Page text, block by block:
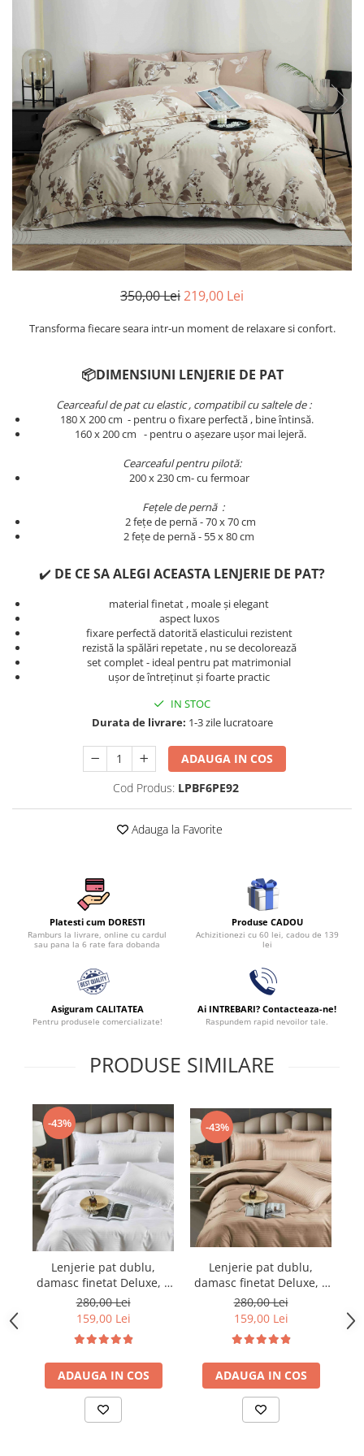
Lenjerii De Pat Creponate
Lenjerii De Pat Bumbac Poplin 2
Persoane
Lenjerii De Pat Bumbac Poplin,
Matlasate, 2 Persoane
Lenjerii De Pat Bumbac Satinat 2
Persoane
Lenjerii De Pat Volanase
Lenjerii De Pat, Finet Premium 3D,
2 Persoane
Lenjerii De Pat Jacquard
Lenjerii De Pat Catifea
Set Lenjerie Pat Blanita Iepure, 6
Piese, Cu Pilota Inclusa
Lenjerii De Pat Premium Collection
Pilota / Cuvertura Inclusa
11 Piese, Cuvertura Inclusa
Lenjerii Damasc Egiptean King Size
Persoana
Lenjerii De Pat Damasc 1 Persoana
Lenjerii De Pat, Imprimeu 3D, 1
350,00 Lei219,00 Lei
Transforma fiecare seara intr-un moment de relaxare si confort.
📦DIMENSIUNI LENJERIE DE PAT
Cearceaful de pat cu elastic , compatibil cu saltele de :
180 X 200 cm - pentru o fixare perfectă , bine întinsă.
​​​​160 x 200 cm - pentru o așezare ușor mai lejeră.
Cearceaful pentru pilotă:
200 x 230 cm- cu fermoar
Fețele de pernă :
2 fețe de pernă - 70 x 70 cm
2 fețe de pernă - 55 x 80 cm
✔️ DE CE SA ALEGI ACEASTA LENJERIE DE PAT?
material finetat , moale și elegant
aspect luxos
fixare perfectă datorită elasticului rezistent
rezistă la spălări repetate , nu se decolorează
set complet - ideal pentru pat matrimonial
ușor de întreținut și foarte practic
IN STOC
Durata de livrare: 1-3 zile lucratoare
ADAUGA IN COS
Cod Produs: LPBF6PE92
Adauga la Favorite
Platesti cum DORESTI
Ramburs la livrare, online cu cardul
sau pana la 6 rate fara dobanda
Produse CADOU
Achizitionezi cu 60 lei, cadou de 139
lei
Asiguram CALITATEA
Pentru produsele comercializate!
Ai INTREBARI? Contacteaza-ne!
Raspundem rapid nevoilor tale.
PRODUSE SIMILARE
-43%
Lenjerie pat dublu,
damasc finetat Deluxe, 6
piese, cearceaf pat cu
elastic, Alb
280,00 Lei
159,00 Lei
ADAUGA IN COS
-43%
Lenjerie pat dublu,
damasc finetat Deluxe, 6
piese, cearceaf pat cu
elastic, Maro
280,00 Lei
159,00 Lei
ADAUGA IN COS